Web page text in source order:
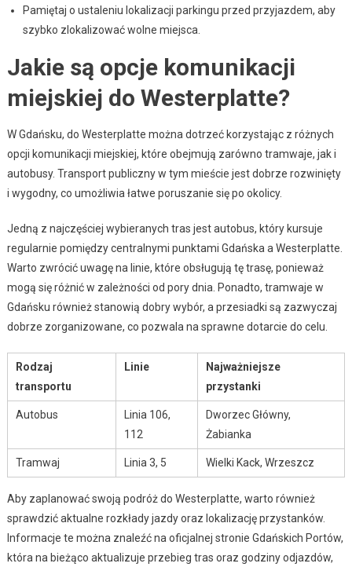
Pamiętaj o ustaleniu lokalizacji parkingu przed przyjazdem, aby
szybko zlokalizować wolne miejsca.
Jakie są opcje komunikacji
miejskiej do Westerplatte?
W Gdańsku, do Westerplatte można dotrzeć korzystając z różnych
opcji komunikacji miejskiej, które obejmują zarówno tramwaje, jak i
autobusy. Transport publiczny w tym mieście jest dobrze rozwinięty
i wygodny, co umożliwia łatwe poruszanie się po okolicy.
Jedną z najczęściej wybieranych tras jest autobus, który kursuje
regularnie pomiędzy centralnymi punktami Gdańska a Westerplatte.
Warto zwrócić uwagę na linie, które obsługują tę trasę, ponieważ
mogą się różnić w zależności od pory dnia. Ponadto, tramwaje w
Gdańsku również stanowią dobry wybór, a przesiadki są zazwyczaj
dobrze zorganizowane, co pozwala na sprawne dotarcie do celu.
Rodzaj
transportu
Linie
Najważniejsze
przystanki
Autobus
Linia 106,
112
Dworzec Główny,
Żabianka
Tramwaj Linia 3, 5 Wielki Kack, Wrzeszcz
Aby zaplanować swoją podróż do Westerplatte, warto również
sprawdzić aktualne rozkłady jazdy oraz lokalizację przystanków.
Informacje te można znaleźć na oficjalnej stronie Gdańskich Portów,
która na bieżąco aktualizuje przebieg tras oraz godziny odjazdów,